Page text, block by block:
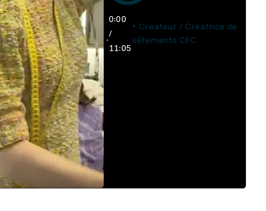
0:00
/
11:05
Créateur / Créatrice de
vêtements CFC